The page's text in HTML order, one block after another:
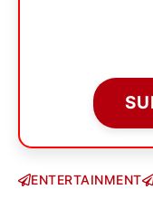
ENTERTAINMENT